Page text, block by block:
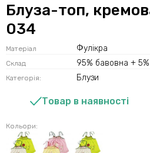
Блуза-топ,
034
Матеріал Фулікра
Склад 95% бавовна +
Категорія: Блузи
Товар в наявності
Кольори: